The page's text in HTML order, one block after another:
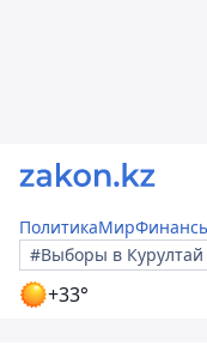
ПолитикаМир
#Выборы в Курултай
+33°